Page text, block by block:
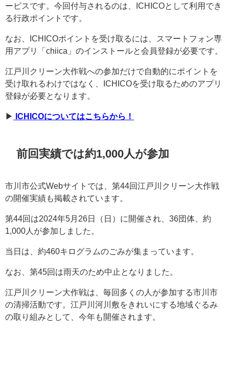
ービスです。今回付与されるのは、ICHICOとして利用でき
る行政ポイントです。
なお、ICHICOポイントを受け取るには、スマートフォン専
用アプリ「chiica」のインストールと会員登録が必要です。
江戸川クリーン大作戦への参加だけで自動的にポイントを
受け取れるわけではなく、ICHICOを受け取るためのアプリ
登録が必要となります。
▶︎ ICHICOについてはこちらから！
前回実績では約1,000人が参加
市川市公式Webサイトでは、第44回江戸川クリーン大作戦
の開催実績も掲載されています。
第44回は2024年5月26日（日）に開催され、36団体、約
1,000人が参加しました。
当日は、約460キログラムのごみが集まっています。
なお、第45回は雨天のため中止となりました。
江戸川クリーン大作戦は、毎回多くの人が参加する市川市
の清掃活動です。江戸川河川敷をきれいにする地域ぐるみ
の取り組みとして、今年も開催されます。